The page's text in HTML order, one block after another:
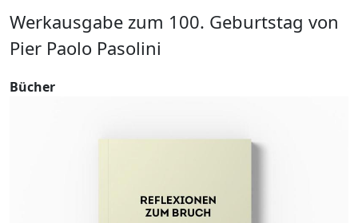
Werkausgabe zum 100. Geburtstag von
Pier Paolo Pasolini
Bücher